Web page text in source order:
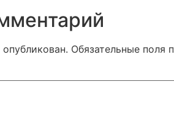
Обязательные поля